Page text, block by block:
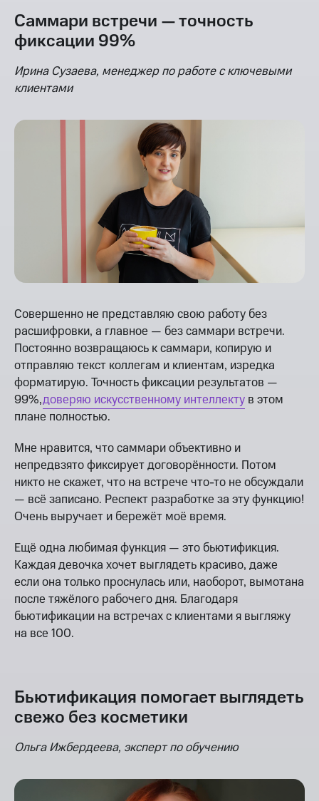
Саммари встречи — точность
фиксации 99%
Ирина Сузаева, менеджер по работе с ключевыми
клиентами
Совершенно не представляю свою работу без
расшифровки, а главное — без саммари встречи.
Постоянно возвращаюсь к саммари, копирую и
отправляю текст коллегам и клиентам, изредка
форматирую. Точность фиксации результатов —
99%,доверяю искусственному интеллекту в этом
плане полностью.
Мне нравится, что саммари объективно и
непредвзято фиксирует договорённости. Потом
никто не скажет, что на встрече что-то не обсуждали
— всё записано. Респект разработке за эту функцию!
Очень выручает и бережёт моё время.
Ещё одна любимая функция — это бьютификция.
Каждая девочка хочет выглядеть красиво, даже
если она только проснулась или, наоборот, вымотана
после тяжёлого рабочего дня. Благодаря
бьютификации на встречах с клиентами я выгляжу
на все 100.
Бьютификация помогает выглядеть
свежо без косметики
Ольга Ижбердеева, эксперт по обучению